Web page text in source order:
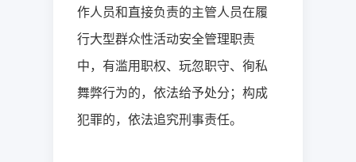
作人员和直接负责的主管人员在履
行大型群众性活动安全管理职责
中，有滥用职权、玩忽职守、徇私
舞弊行为的，依法给予处分；构成
犯罪的，依法追究刑事责任。